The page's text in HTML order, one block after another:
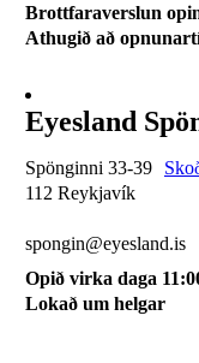
Brottfaraverslun
Athugið að
Eyesland
Spönginni 33-39
112 Reykjavík
spongin@eyesland.is
Opið virka daga
Lokað um helgar